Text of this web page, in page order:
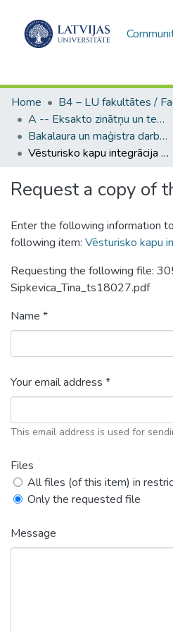
Home
A -- Eksakto zinātņu un tehnoloģiju fakultāte / Faculty of Science and Technology
Bakalaura un maģistra darbi (EZTF) / Bachelor's and Master's theses
Vēsturisko kapu integrācija mūsdienu pilsētā
Request a copy of
Enter the following information
following item: Vēsturisko kapu
Requesting the following file:
Sipkevica_Tina_ts18027.pdf
Name *
Your email address *
This email address is used for
Files
All files (of this item) in
Only the requested file
Message